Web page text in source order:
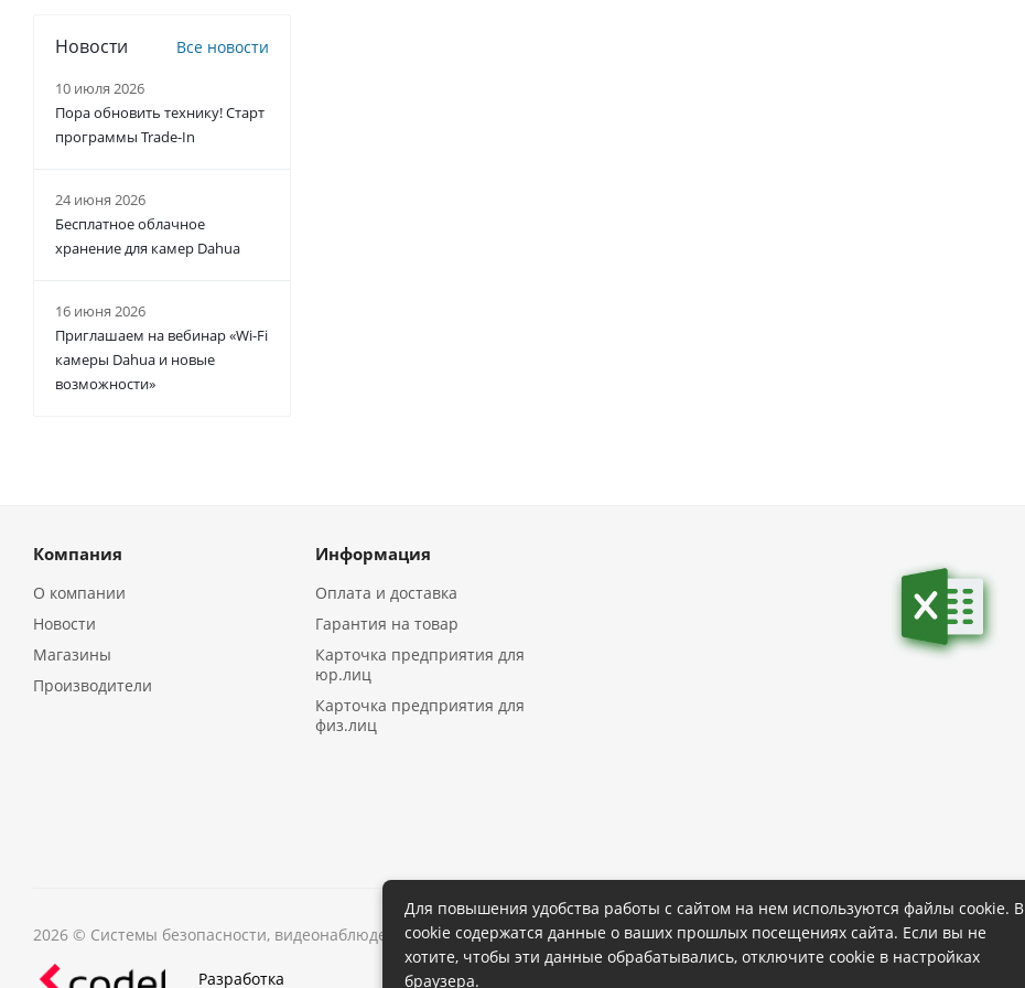
Новости Все новости
10 июля 2026
Пора обновить технику! Старт
программы Trade-In
24 июня 2026
Бесплатное облачное
хранение для камер Dahua
16 июня 2026
Приглашаем на вебинар «Wi-Fi
камеры Dahua и новые
возможности»
Компания
О компании
Новости
Магазины
Производители
Информация
Оплата и доставка
Гарантия на товар
Карточка предприятия для
юр.лиц
Карточка предприятия для
физ.лиц
2026 © Системы безопасности, видеонаблюдения в ИркутскеПолитика конфиденциальности
Разработка
Для повышения удобства работы с сайтом на нем используются файлы cookie. В
cookie содержатся данные о ваших прошлых посещениях сайта. Если вы не
хотите, чтобы эти данные обрабатывались, отключите cookie в настройках
браузера.